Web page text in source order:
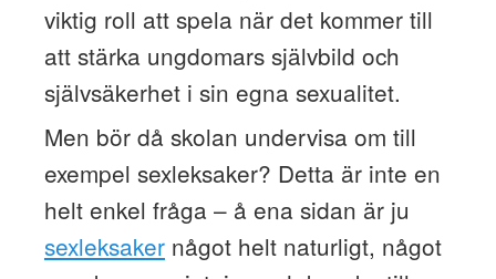
viktig roll att spela när det kommer till
att stärka ungdomars självbild och
självsäkerhet i sin egna sexualitet.
Men bör då skolan undervisa om till
exempel sexleksaker? Detta är inte en
helt enkel fråga – å ena sidan är ju
sexleksakernågot helt naturligt, något